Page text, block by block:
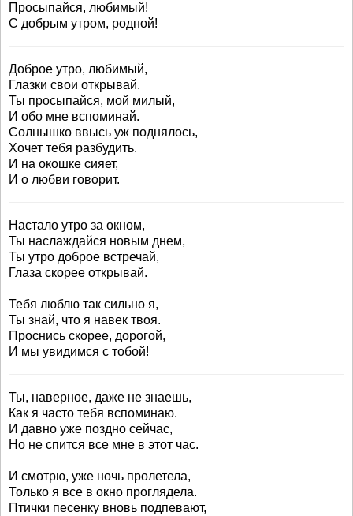
Просыпайся, любимый!
С добрым утром, родной!
Доброе утро, любимый,
Глазки свои открывай.
Ты просыпайся, мой милый,
И обо мне вспоминай.
Солнышко ввысь уж поднялось,
Хочет тебя разбудить.
И на окошке сияет,
И о любви говорит.
Настало утро за окном,
Ты наслаждайся новым днем,
Ты утро доброе встречай,
Глаза скорее открывай.
Тебя люблю так сильно я,
Ты знай, что я навек твоя.
Проснись скорее, дорогой,
И мы увидимся с тобой!
Ты, наверное, даже не знаешь,
Как я часто тебя вспоминаю.
И давно уже поздно сейчас,
Но не спится все мне в этот час.
И смотрю, уже ночь пролетела,
Только я все в окно проглядела.
Птички песенку вновь подпевают,